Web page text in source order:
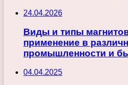
24.04.2026
Виды и типы
применение в
промышленности и
04.04.2025